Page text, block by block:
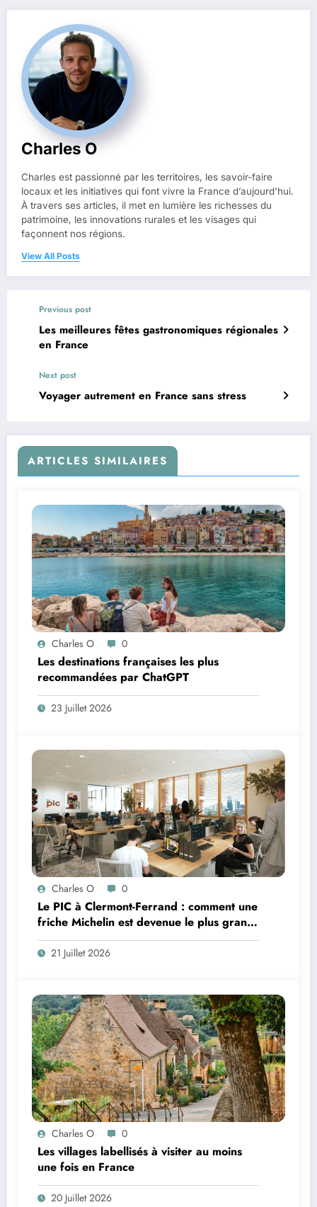
Charles O
Charles est passionné par les territoires, les savoir-faire
locaux et les initiatives qui font vivre la France d’aujourd’hui.
À travers ses articles, il met en lumière les richesses du
patrimoine, les innovations rurales et les visages qui
façonnent nos régions.
View All Posts
Previous post
Les meilleures fêtes gastronomiques régionales
en France
Next post
Voyager autrement en France sans stress
ARTICLES SIMILAIRES
Charles O 0
Les destinations françaises les plus
recommandées par ChatGPT
23 Juillet 2026
Charles O 0
Le PIC à Clermont-Ferrand : comment une
friche Michelin est devenue le plus grand
coworking de France ?
21 Juillet 2026
Charles O 0
Les villages labellisés à visiter au moins
une fois en France
20 Juillet 2026